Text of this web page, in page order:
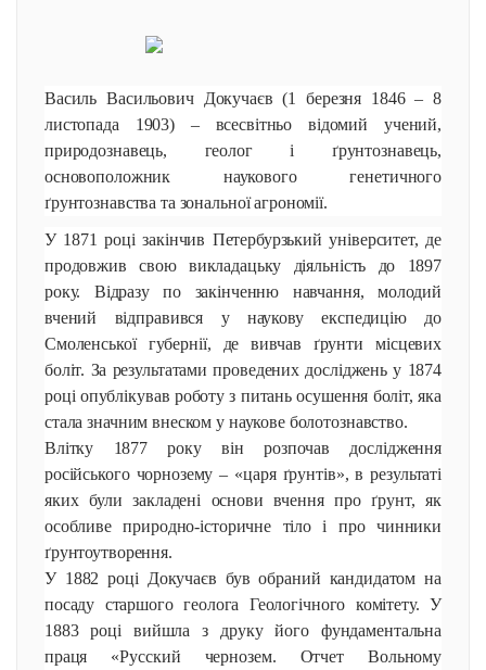
Василь Васильович Докучаєв (1 березня 1846 – 8
листопада 1903) – всесвітньо відомий учений,
природознавець, геолог і ґрунтознавець,
основоположник наукового генетичного
ґрунтознавства та зональної агрономії.
У 1871 році закінчив Петербурзький університет, де
продовжив свою викладацьку діяльність до 1897
року. Відразу по закінченню навчання, молодий
вчений відправився у наукову експедицію до
Смоленської губернії, де вивчав ґрунти місцевих
боліт. За результатами проведених досліджень у 1874
році опублікував роботу з питань осушення боліт, яка
стала значним внеском у наукове болотознавство.
Влітку 1877 року він розпочав дослідження
російського чорнозему – «царя ґрунтів», в результаті
яких були закладені основи вчення про ґрунт, як
особливе природно-історичне тіло і про чинники
ґрунтоутворення.
У 1882 році Докучаєв був обраний кандидатом на
посаду старшого геолога Геологічного комітету. У
1883 році вийшла з друку його фундаментальна
праця «Русский чернозем. Отчет Вольному